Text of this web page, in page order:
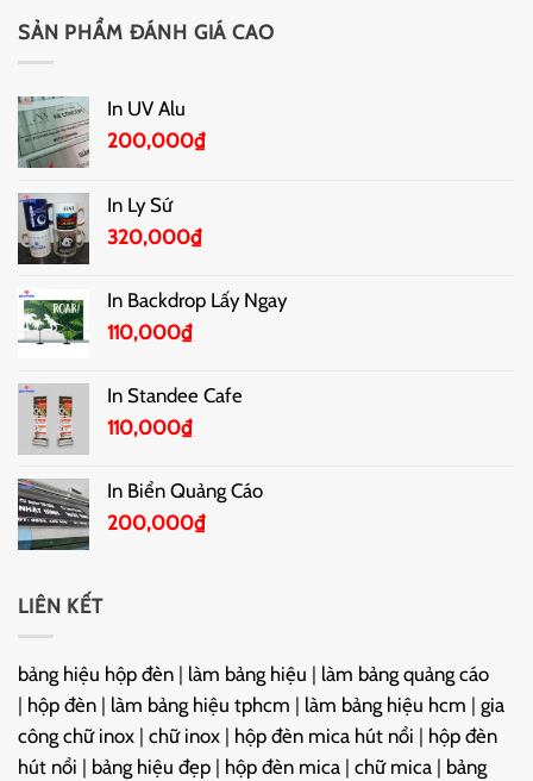
SẢN PHẨM ĐÁNH GIÁ CAO
In UV Alu
200,000₫
In Ly Sứ
320,000₫
In Backdrop Lấy Ngay
110,000₫
In Standee Cafe
110,000₫
In Biển Quảng Cáo
200,000₫
LIÊN KẾT
bảng hiệu hộp đèn | làm bảng hiệu | làm bảng quảng cáo
| hộp đèn | làm bảng hiệu tphcm | làm bảng hiệu hcm | gia
công chữ inox | chữ inox | hộp đèn mica hút nổi | hộp đèn
hút nổi | bảng hiệu đẹp | hộp đèn mica | chữ mica | bảng